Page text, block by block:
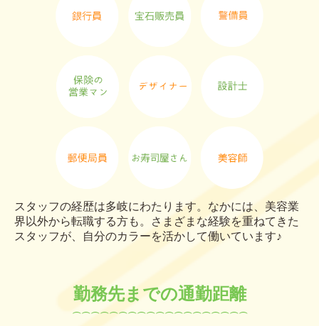
スタッフの経歴は多岐にわたります。なかには、美容業
界以外から転職する方も。さまざまな経験を重ねてきた
スタッフが、自分のカラーを活かして働いています♪
勤務先までの通勤距離
⌒⌒⌒⌒⌒⌒⌒⌒⌒⌒⌒⌒⌒⌒⌒⌒⌒⌒⌒